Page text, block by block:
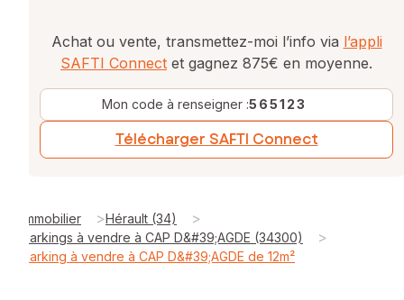
Achat ou vente, transmettez-moi l’info via l’appli
SAFTI Connect et gagnez 875€ en moyenne.
Mon code à renseigner :565123
Télécharger SAFTI Connect
Immobilier >Hérault (34) >
Parkings à vendre à CAP D&#39;AGDE (34300) >
Parking à vendre à CAP D&#39;AGDE de 12m²